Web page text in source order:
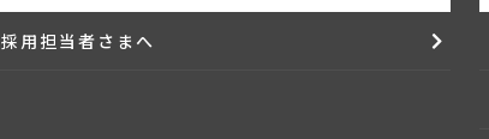
採用担当者さまへ